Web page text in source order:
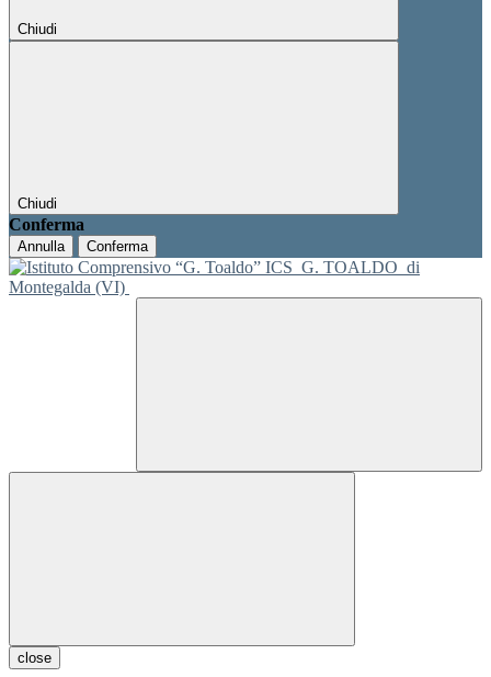
Chiudi
Chiudi
Conferma
Annulla Conferma
ICS G. TOALDO di
Montegalda (VI)
close